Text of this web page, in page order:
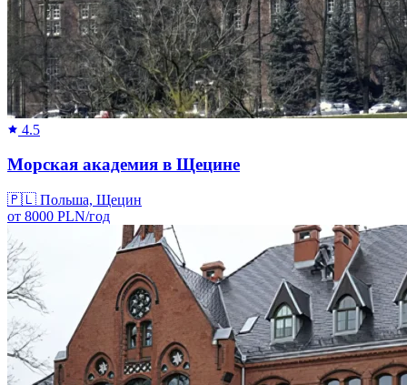
4.5
Морская академия в Щецине
🇵🇱 Польша, Щецин
от 8000 PLN/год